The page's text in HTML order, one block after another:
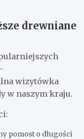
drewniane
wizytówka
w naszym kraju.
pomost o długości